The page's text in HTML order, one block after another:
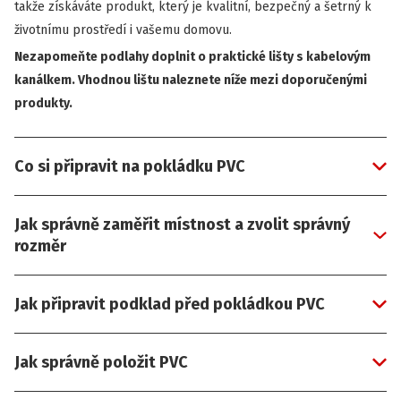
takže získáváte produkt, který je kvalitní, bezpečný a šetrný k
životnímu prostředí i vašemu domovu.
Nezapomeňte podlahy doplnit o praktické lišty s kabelovým
kanálkem. Vhodnou lištu naleznete níže mezi doporučenými
produkty.
Co si připravit na pokládku PVC
Jak správně zaměřit místnost a zvolit správný
rozměr
Jak připravit podklad před pokládkou PVC
Jak správně položit PVC